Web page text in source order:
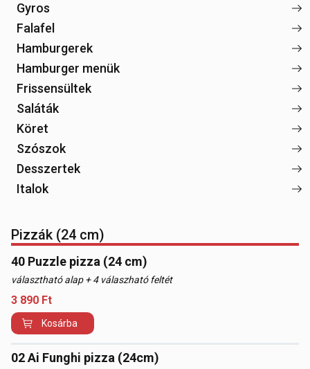
Gyros
Falafel
Hamburgerek
Hamburger menük
Frissensültek
Saláták
Köret
Szószok
Desszertek
Italok
Pizzák (24 cm)
40 Puzzle pizza (24 cm)
választható alap + 4 válaszható feltét
3 890 Ft
Kosárba
02 Ai Funghi pizza (24cm)